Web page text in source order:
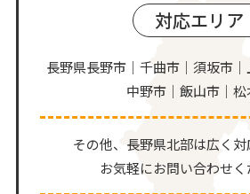
対応エリア
長野県長野市｜千曲市｜須坂市｜
中野市｜飯山市｜松
その他、⻑野県北部は広く対
お気軽にお問い合わせく